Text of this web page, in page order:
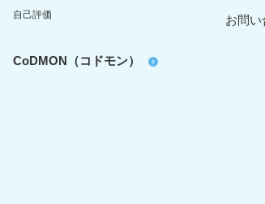
自己評価
CoDMON（コドモン）
お問